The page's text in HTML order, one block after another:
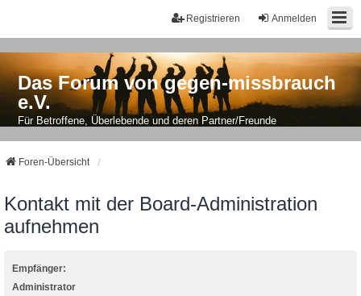
Anmelden
Registrieren
Das Forum von gegen-missbrauch
e.V.
Für Betroffene, Überlebende und deren Partner/Freunde
Foren-Übersicht
Kontakt mit der Board-Administration
aufnehmen
Empfänger:
Administrator